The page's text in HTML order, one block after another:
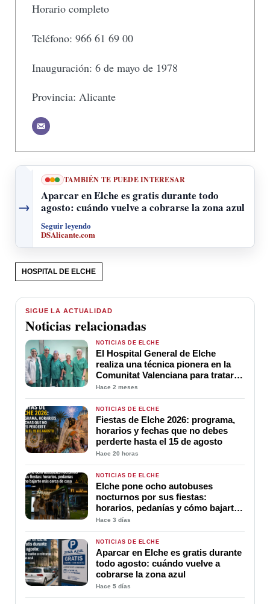
Horario completo
Teléfono: 966 61 69 00
Inauguración: 6 de mayo de 1978
Provincia: Alicante
→
TAMBIÉN TE PUEDE INTERESAR
Aparcar en Elche es gratis durante todo
agosto: cuándo vuelve a cobrarse la zona azul
Seguir leyendo
DSAlicante.com
HOSPITAL DE ELCHE
SIGUE LA ACTUALIDAD
Noticias relacionadas
NOTICIAS DE ELCHE
El Hospital General de Elche
realiza una técnica pionera en la
Comunitat Valenciana para tratar
hernias paraestomales complejas
Hace 2 meses
NOTICIAS DE ELCHE
Fiestas de Elche 2026: programa,
horarios y fechas que no debes
perderte hasta el 15 de agosto
Hace 20 horas
NOTICIAS DE ELCHE
Elche pone ocho autobuses
nocturnos por sus fiestas:
horarios, pedanías y cómo bajarte
más cerca de casa
Hace 3 días
NOTICIAS DE ELCHE
Aparcar en Elche es gratis durante
todo agosto: cuándo vuelve a
cobrarse la zona azul
Hace 5 días